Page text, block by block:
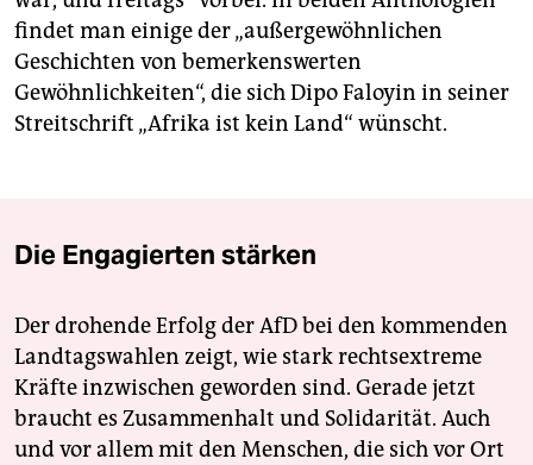
findet man einige der „außergewöhnlichen
Geschichten von bemerkenswerten
Gewöhnlichkeiten“, die sich Dipo Faloyin in seiner
Streitschrift „Afrika ist kein Land“ wünscht.
Die Engagierten stärken
Der drohende Erfolg der AfD bei den kommenden
Landtagswahlen zeigt, wie stark rechtsextreme
Kräfte inzwischen geworden sind. Gerade jetzt
braucht es Zusammenhalt und Solidarität. Auch
und vor allem mit den Menschen, die sich vor Ort